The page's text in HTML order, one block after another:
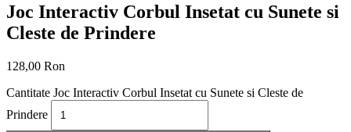
Joc Interactiv Corbul Insetat cu Sunete si
Cleste de Prindere
128,00 Ron
Cantitate Joc Interactiv Corbul Insetat cu Sunete si Cleste de
Prindere